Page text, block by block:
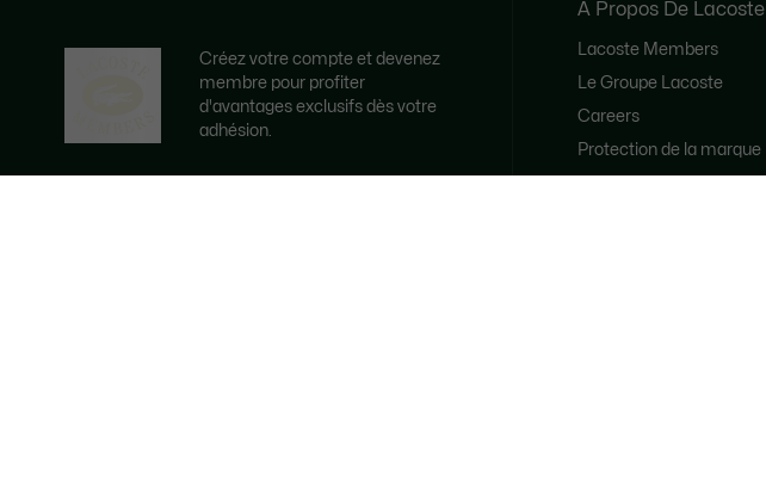
Créez votre compte et devenez
membre pour profiter
d'avantages exclusifs dès votre
adhésion.
À Propos De Lacoste
Lacoste Members
Le Groupe Lacoste
Careers
Protection de la marque